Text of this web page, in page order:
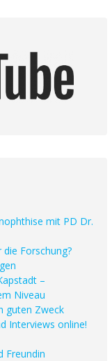
mit PD Dr.
Forschung?
–
Niveau
guten Zweck
Interviews online!
Freundin